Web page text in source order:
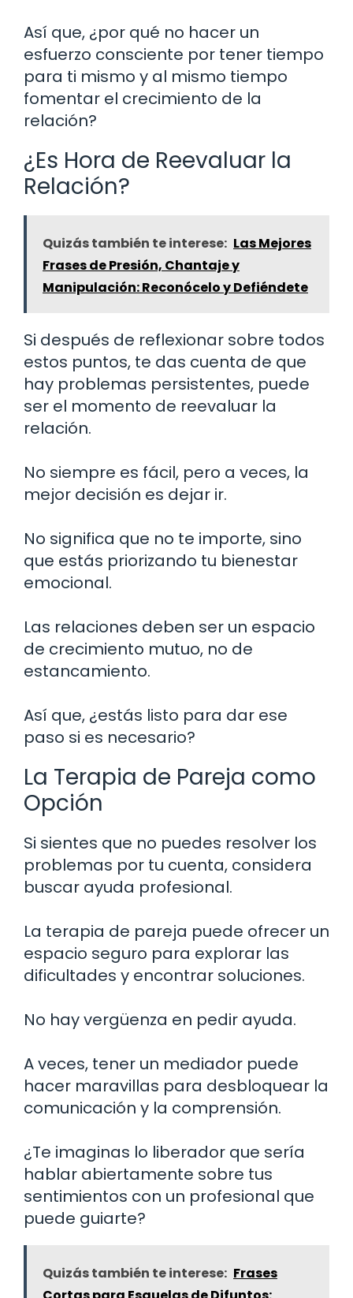
Así que, ¿por qué no hacer un
esfuerzo consciente por tener tiempo
para ti mismo y al mismo tiempo
fomentar el crecimiento de la
relación?
¿Es Hora de Reevaluar la
Relación?
Quizás también te interese: Las Mejores
Frases de Presión, Chantaje y
Manipulación: Reconócelo y Defiéndete
Si después de reflexionar sobre todos
estos puntos, te das cuenta de que
hay problemas persistentes, puede
ser el momento de reevaluar la
relación.
No siempre es fácil, pero a veces, la
mejor decisión es dejar ir.
No significa que no te importe, sino
que estás priorizando tu bienestar
emocional.
Las relaciones deben ser un espacio
de crecimiento mutuo, no de
estancamiento.
Así que, ¿estás listo para dar ese
paso si es necesario?
La Terapia de Pareja como
Opción
Si sientes que no puedes resolver los
problemas por tu cuenta, considera
buscar ayuda profesional.
La terapia de pareja puede ofrecer un
espacio seguro para explorar las
dificultades y encontrar soluciones.
No hay vergüenza en pedir ayuda.
A veces, tener un mediador puede
hacer maravillas para desbloquear la
comunicación y la comprensión.
¿Te imaginas lo liberador que sería
hablar abiertamente sobre tus
sentimientos con un profesional que
puede guiarte?
Quizás también te interese: Frases